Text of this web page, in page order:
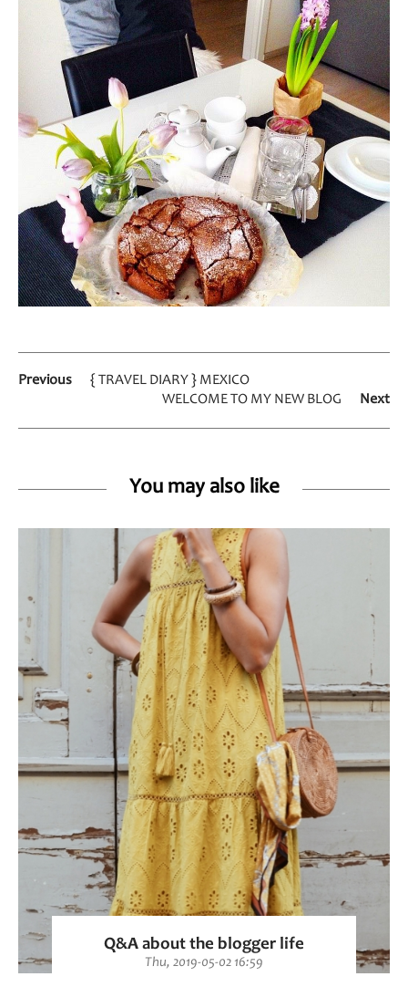
Previous
{ TRAVEL DIARY } MEXICO
Next
WELCOME TO MY NEW BLOG
You may also like
Q&A about the blogger life
Thu, 2019-05-02 16:59